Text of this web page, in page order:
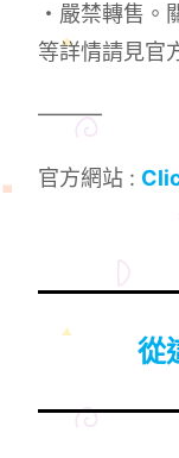
・嚴禁轉售。
等詳情請見官
———
官方網站 :
從